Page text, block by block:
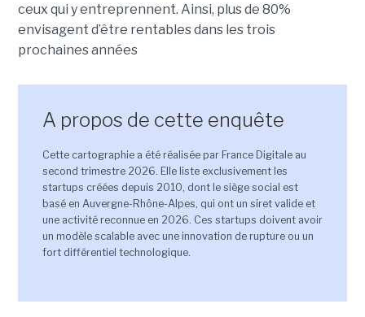
ceux qui y entreprennent. Ainsi, plus de 80%
envisagent d’être rentables dans les trois
prochaines années
A propos de cette enquête
Cette cartographie a été réalisée par France Digitale au
second trimestre 2026. Elle liste exclusivement les
startups créées depuis 2010, dont le siège social est
basé en Auvergne-Rhône-Alpes, qui ont un siret valide et
une activité reconnue en 2026. Ces startups doivent avoir
un modèle scalable avec une innovation de rupture ou un
fort différentiel technologique.